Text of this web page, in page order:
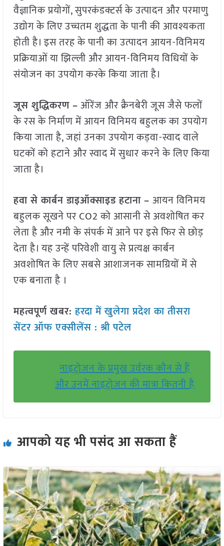
वैज्ञानिक प्रयोगों, सुपरकंडक्टर्स के उत्पादन और परमाणु
उद्योग के लिए उच्चतम शुद्धता के पानी की आवश्यकता
होती है। इस तरह के पानी का उत्पादन आयन-विनिमय
प्रक्रियाओं या झिल्ली और आयन-विनिमय विधियों के
संयोजन का उपयोग करके किया जाता है।
जूस शुद्धिकरण –ऑरेंज और क्रैनबेरी जूस जैसे फलों
के रस के निर्माण में आयन विनिमय बहुलक का उपयोग
किया जाता है, जहां उनका उपयोग कड़वा-स्वाद वाले
घटकों को हटाने और स्वाद में सुधार करने के लिए किया
जाता है।
हवा से कार्बन डाइऑक्साइड हटाना – आयन विनिमय
बहुलक सूखने पर CO2 को आसानी से अवशोषित कर
लेता है और नमी के संपर्क में आने पर इसे फिर से छोड़
देता है। यह उन्हें परिवेशी वायु से प्रत्यक्ष कार्बन
अवशोषित के लिए सबसे आशाजनक सामग्रियों में से
एक बनाता है ।
महत्वपूर्ण खबर:हरदा में खुलेगा प्रदेश का तीसरा
सेंटर ऑफ एक्सीलेंस : श्री पटेल
नाइट्रोजन के प्रमुख उर्वरक कौन से हैं
और उनमें नाइट्रोजन की मात्रा कितनी है
आपको यह भी पसंद आ सकता हैं